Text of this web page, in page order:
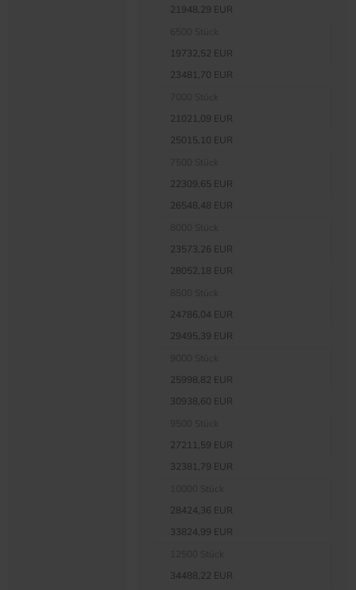
21948,29 EUR
19732,52 EUR
23481,70 EUR
21021,09 EUR
25015,10 EUR
22309,65 EUR
26548,48 EUR
23573,26 EUR
28052,18 EUR
24786,04 EUR
29495,39 EUR
25998,82 EUR
30938,60 EUR
27211,59 EUR
32381,79 EUR
28424,36 EUR
33824,99 EUR
34488,22 EUR